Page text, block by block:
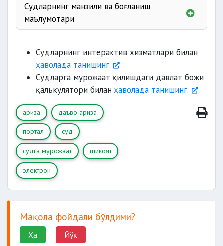
Судларнинг манзили ва боғланиш
маълумотари
Фуқаролик ишлари бўйича судлар;
Маъмурий судлар
Иқтисодий судлар;
Жиноят ишлари бўйича судлар.
Судларнинг интерактив хизматлари билан
ҳаволада танишинг.
Судларга мурожаат қилишдаги давлат божи
қалькулятори билан ҳаволада танишинг.
ариза даъво ариза
портал суд
судга мурожаат шикоят
электрон
Мақола фойдали бўлдими?
Ҳа Йўқ